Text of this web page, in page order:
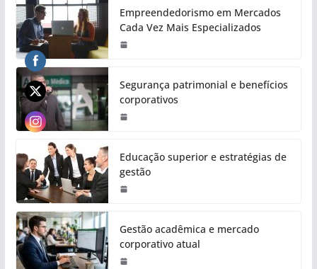
Empreendedorismo em Mercados
Cada Vez Mais Especializados
Segurança patrimonial e benefícios
corporativos
Educação superior e estratégias de
gestão
Gestão acadêmica e mercado
corporativo atual